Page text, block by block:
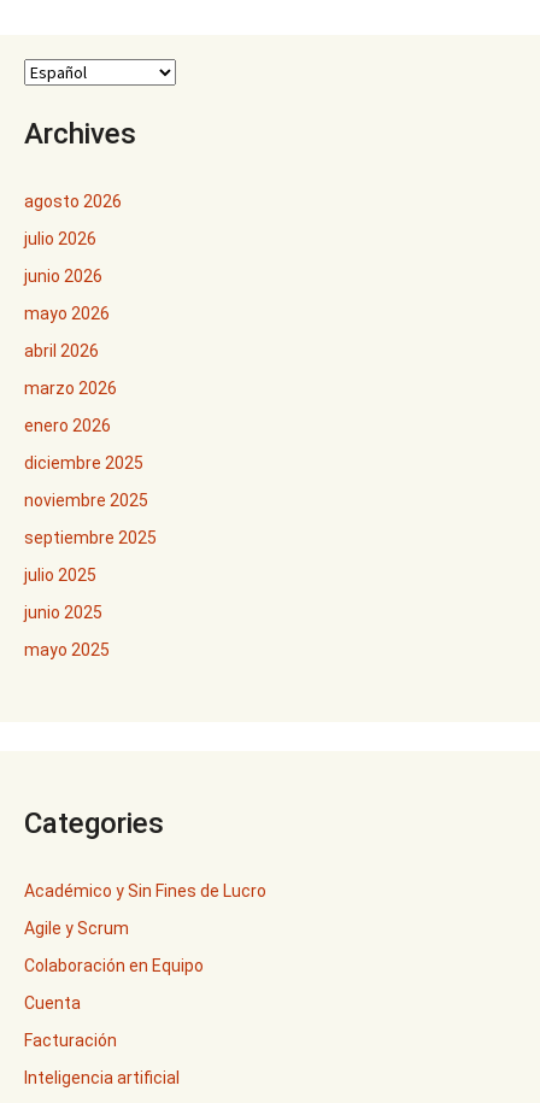
Archives
agosto 2026
julio 2026
junio 2026
mayo 2026
abril 2026
marzo 2026
enero 2026
diciembre 2025
noviembre 2025
septiembre 2025
julio 2025
junio 2025
mayo 2025
Categories
Académico y Sin Fines de Lucro
Agile y Scrum
Colaboración en Equipo
Cuenta
Facturación
Inteligencia artificial